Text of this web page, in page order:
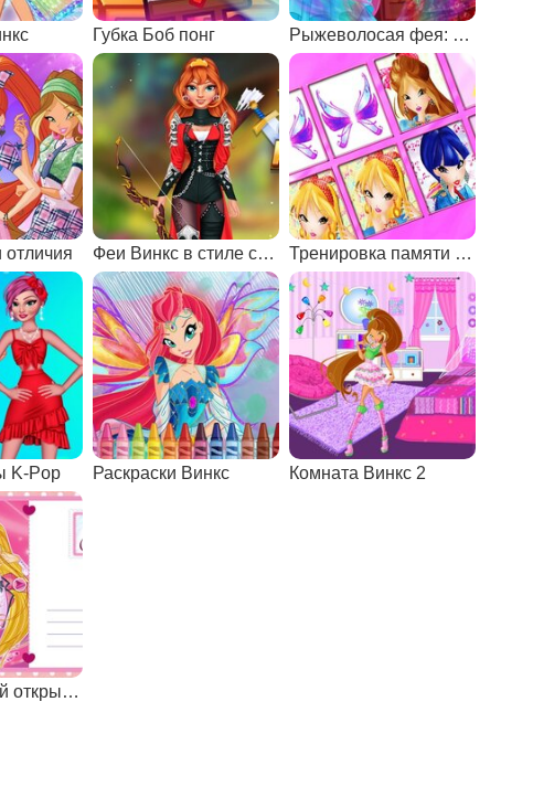
Губка Боб понг Рыжеволосая фея: фантазия vs реальность
отличия Феи Винкс в стиле супергероев Тренировка памяти с Винкс
K-Pop Раскраски Винкс Комната Винкс 2
Винкс: создай открытку